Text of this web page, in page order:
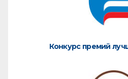
Конкурс премий